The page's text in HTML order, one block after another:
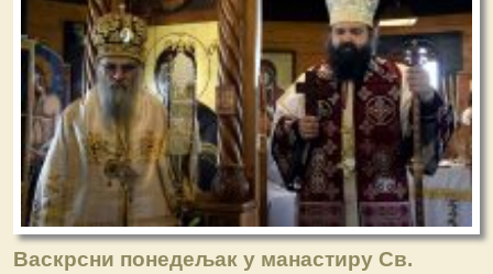
Васкрсни понедељак у манастиру Св.